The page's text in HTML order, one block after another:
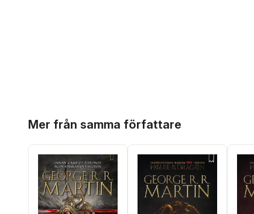
Mer från samma författare